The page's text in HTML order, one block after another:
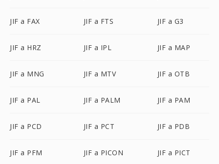
JIF a FAX JIF a FTS JIF a G3
JIF a HRZ JIF a IPL JIF a MAP
JIF a MNG JIF a MTV JIF a OTB
JIF a PAL JIF a PALM JIF a PAM
JIF a PCD JIF a PCT JIF a PDB
JIF a PFM JIF a PICON JIF a PICT